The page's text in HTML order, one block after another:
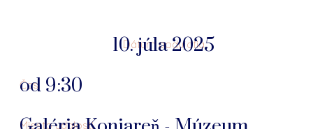
Dátum podujatia
10. júla 2025
Čas
od 9:30
Miesto udalosti